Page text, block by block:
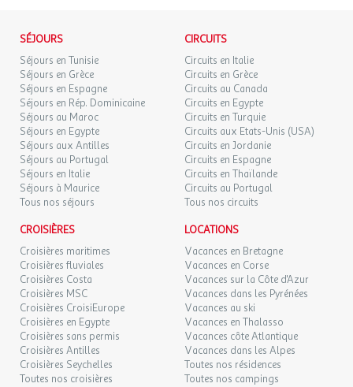
SÉJOURS
Séjours en Tunisie
Séjours en Grèce
Séjours en Espagne
Séjours en Rép. Dominicaine
Séjours au Maroc
Séjours en Egypte
Séjours aux Antilles
Séjours au Portugal
Séjours en Italie
Séjours à Maurice
Tous nos séjours
CIRCUITS
Circuits en Italie
Circuits en Grèce
Circuits au Canada
Circuits en Egypte
Circuits en Turquie
Circuits aux Etats-Unis (USA)
Circuits en Jordanie
Circuits en Espagne
Circuits en Thaïlande
Circuits au Portugal
Tous nos circuits
CROISIÈRES
Croisières maritimes
Croisières fluviales
Croisières Costa
Croisières MSC
Croisières CroisiEurope
Croisières en Egypte
Croisières sans permis
Croisières Antilles
Croisières Seychelles
Toutes nos croisières
LOCATIONS
Vacances en Bretagne
Vacances en Corse
Vacances sur la Côte d'Azur
Vacances dans les Pyrénées
Vacances au ski
Vacances en Thalasso
Vacances côte Atlantique
Vacances dans les Alpes
Toutes nos résidences
Toutes nos campings